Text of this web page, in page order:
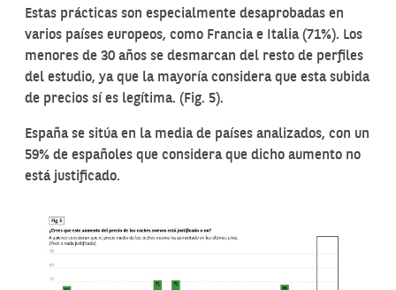
Estas prácticas son especialmente desaprobadas en
varios países europeos, como Francia e Italia (71%). Los
menores de 30 años se desmarcan del resto de perfiles
del estudio, ya que la mayoría considera que esta subida
de precios sí es legítima. (Fig. 5).
España se sitúa en la media de países analizados, con un
59% de españoles que considera que dicho aumento no
está justificado.